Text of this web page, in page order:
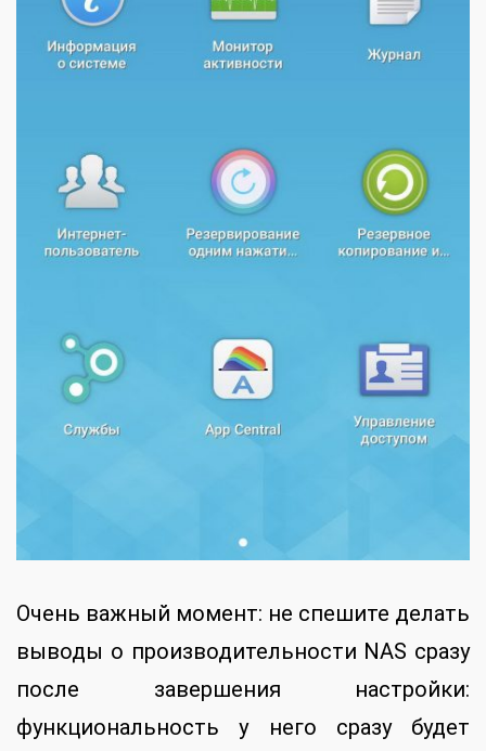
Очень важный момент: не спешите делать
выводы о производительности NAS сразу
после завершения настройки:
функциональность у него сразу будет